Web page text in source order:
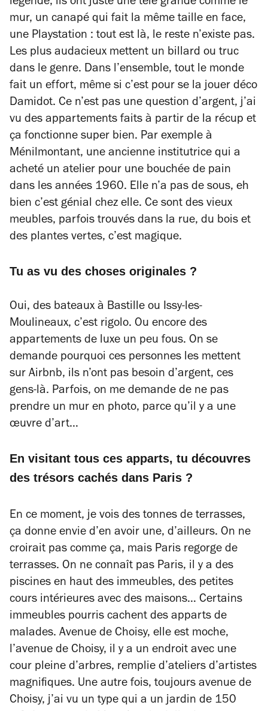
légende, ils ont juste une télé grande comme le
mur, un canapé qui fait la même taille en face,
une Playstation : tout est là, le reste n’existe pas.
Les plus audacieux mettent un billard ou truc
dans le genre. Dans l’ensemble, tout le monde
fait un effort, même si c’est pour se la jouer déco
Damidot. Ce n’est pas une question d’argent, j’ai
vu des appartements faits à partir de la récup et
ça fonctionne super bien. Par exemple à
Ménilmontant, une ancienne institutrice qui a
acheté un atelier pour une bouchée de pain
dans les années 1960. Elle n’a pas de sous, eh
bien c’est génial chez elle. Ce sont des vieux
meubles, parfois trouvés dans la rue, du bois et
des plantes vertes, c’est magique.
Tu as vu des choses originales ?
Oui, des bateaux à Bastille ou Issy-les-
Moulineaux, c’est rigolo. Ou encore des
appartements de luxe un peu fous. On se
demande pourquoi ces personnes les mettent
sur Airbnb, ils n’ont pas besoin d’argent, ces
gens-là. Parfois, on me demande de ne pas
prendre un mur en photo, parce qu’il y a une
œuvre d’art…
En visitant tous ces apparts, tu découvres
des trésors cachés dans Paris ?
En ce moment, je vois des tonnes de terrasses,
ça donne envie d’en avoir une, d’ailleurs. On ne
croirait pas comme ça, mais Paris regorge de
terrasses. On ne connaît pas Paris, il y a des
piscines en haut des immeubles, des petites
cours intérieures avec des maisons… Certains
immeubles pourris cachent des apparts de
malades. Avenue de Choisy, elle est moche,
l’avenue de Choisy, il y a un endroit avec une
cour pleine d’arbres, remplie d’ateliers d’artistes
magnifiques. Une autre fois, toujours avenue de
Choisy, j’ai vu un type qui a un jardin de 150